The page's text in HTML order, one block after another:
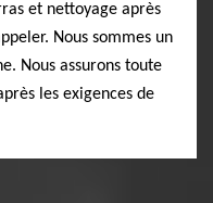
et nettoyage après
Nous sommes un
Nous assurons toute
les exigences de